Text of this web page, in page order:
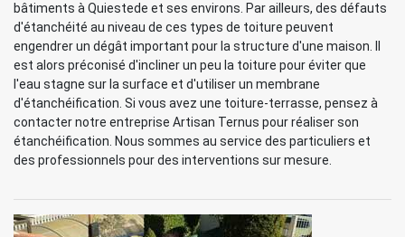
bâtiments à Quiestede et ses environs. Par ailleurs, des défauts
d'étanchéité au niveau de ces types de toiture peuvent
engendrer un dégât important pour la structure d'une maison. Il
est alors préconisé d'incliner un peu la toiture pour éviter que
l'eau stagne sur la surface et d'utiliser un membrane
d'étanchéification. Si vous avez une toiture-terrasse, pensez à
contacter notre entreprise Artisan Ternus pour réaliser son
étanchéification. Nous sommes au service des particuliers et
des professionnels pour des interventions sur mesure.